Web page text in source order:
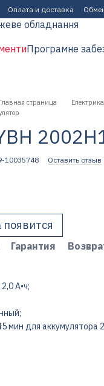
Оплата и доставка
обладнання
Програмне
страница
10035748 Оставить отзыв
Гарантия
А•ч;
мин для аккумулятора